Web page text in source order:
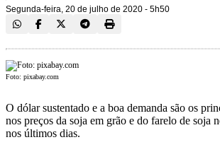
Segunda-feira, 20 de julho de 2020 - 5h50
Foto: pixabay.com
O dólar sustentado e a boa demanda são os
nos preços da soja em grão e do farelo de soja
nos últimos dias.